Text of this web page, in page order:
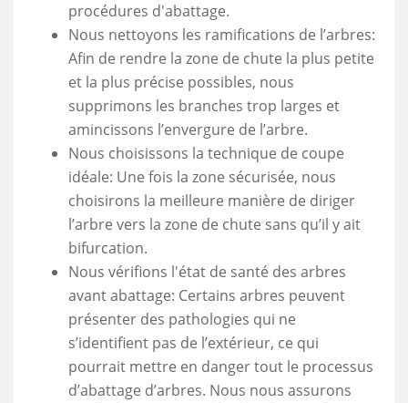
procédures d'abattage.
Nous nettoyons les ramifications de l’arbres:
Afin de rendre la zone de chute la plus petite
et la plus précise possibles, nous
supprimons les branches trop larges et
amincissons l’envergure de l’arbre.
Nous choisissons la technique de coupe
idéale: Une fois la zone sécurisée, nous
choisirons la meilleure manière de diriger
l’arbre vers la zone de chute sans qu’il y ait
bifurcation.
Nous vérifions l'état de santé des arbres
avant abattage: Certains arbres peuvent
présenter des pathologies qui ne
s’identifient pas de l’extérieur, ce qui
pourrait mettre en danger tout le processus
d’abattage d’arbres. Nous nous assurons